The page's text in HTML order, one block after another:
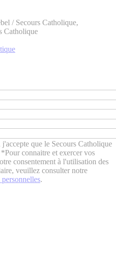
/ Secours Catholique,
Catholique
que le Secours Catholique
connaitre et exercer vos
consentement à l'utilisation des
veuillez consulter notre
personnelles.